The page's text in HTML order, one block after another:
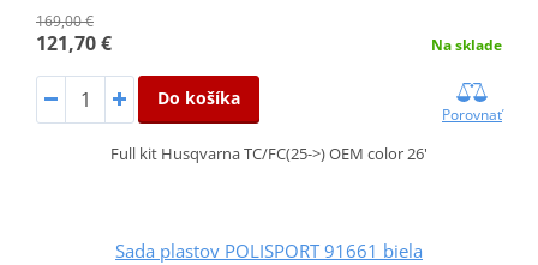
169,00 €
121,70 € Na sklade
Do košíka
Porovnať
Full kit Husqvarna TC/FC(25->) OEM color 26'
Sada plastov POLISPORT 91661 biela